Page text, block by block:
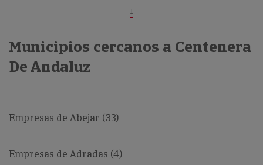
1
Municipios cercanos a Centenera
De Andaluz
Empresas de Abejar (33)
Empresas de Adradas (4)